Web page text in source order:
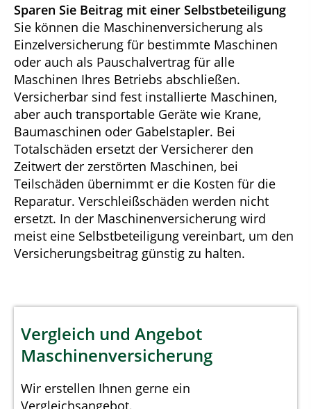
Sparen Sie Beitrag mit einer Selbstbeteiligung
Sie können die Maschinenversicherung als
Einzelversicherung für bestimmte Maschinen
oder auch als Pauschalvertrag für alle
Maschinen Ihres Betriebs abschließen.
Versicherbar sind fest installierte Maschinen,
aber auch transportable Geräte wie Krane,
Baumaschinen oder Gabelstapler. Bei
Totalschäden ersetzt der Versicherer den
Zeitwert der zerstörten Maschinen, bei
Teilschäden übernimmt er die Kosten für die
Reparatur. Verschleißschäden werden nicht
ersetzt. In der Maschinenversicherung wird
meist eine Selbstbeteiligung vereinbart, um den
Versicherungsbeitrag günstig zu halten.
Vergleich und Angebot
Maschinenversicherung
Wir erstellen Ihnen gerne ein
Vergleichsangebot.